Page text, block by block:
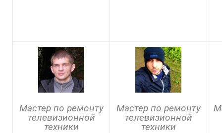
Мастер по ремонту
телевизионной
техники
Мастер по ремонту
телевизионной
техники